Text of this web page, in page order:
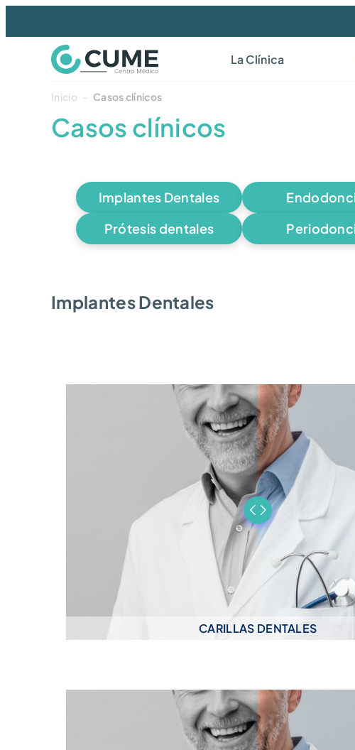
La Clínica
Inicio - Casos clínicos
Casos clínicos
Implantes Dentales
Prótesis dentales
Implantes Dentales
CARILLAS DENTALES